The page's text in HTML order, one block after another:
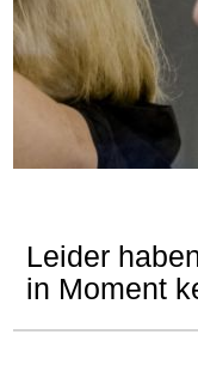
Leider
in Moment